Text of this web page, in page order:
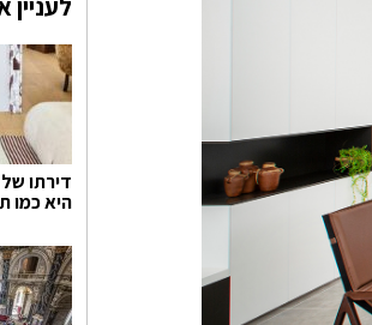
דירתו
היא כמו